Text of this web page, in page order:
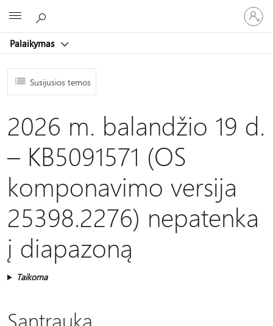
Palaikymas
prie
paskyros
Susijusios temos
2026 m. balandžio 19 d.
– KB5091571 (OS
komponavimo versija
25398.2276) nepatenka
į diapazoną
Taikoma
Santrauka